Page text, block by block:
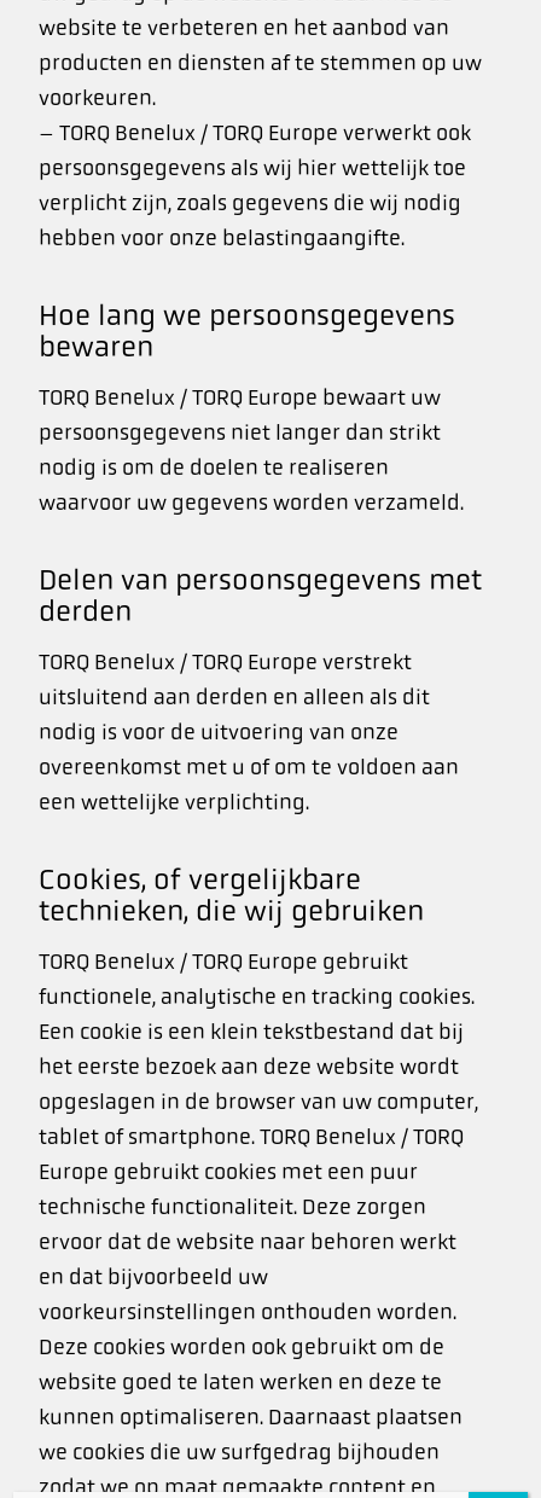
website te verbeteren en het aanbod van
producten en diensten af te stemmen op uw
voorkeuren.
– TORQ Benelux / TORQ Europe verwerkt ook
persoonsgegevens als wij hier wettelijk toe
verplicht zijn, zoals gegevens die wij nodig
hebben voor onze belastingaangifte.
Hoe lang we persoonsgegevens
bewaren
TORQ Benelux / TORQ Europe bewaart uw
persoonsgegevens niet langer dan strikt
nodig is om de doelen te realiseren
waarvoor uw gegevens worden verzameld.
Delen van persoonsgegevens met
derden
TORQ Benelux / TORQ Europe verstrekt
uitsluitend aan derden en alleen als dit
nodig is voor de uitvoering van onze
overeenkomst met u of om te voldoen aan
een wettelijke verplichting.
Cookies, of vergelijkbare
technieken, die wij gebruiken
TORQ Benelux / TORQ Europe gebruikt
functionele, analytische en tracking cookies.
Een cookie is een klein tekstbestand dat bij
het eerste bezoek aan deze website wordt
opgeslagen in de browser van uw computer,
tablet of smartphone. TORQ Benelux / TORQ
Europe gebruikt cookies met een puur
technische functionaliteit. Deze zorgen
ervoor dat de website naar behoren werkt
en dat bijvoorbeeld uw
voorkeursinstellingen onthouden worden.
Deze cookies worden ook gebruikt om de
website goed te laten werken en deze te
kunnen optimaliseren. Daarnaast plaatsen
we cookies die uw surfgedrag bijhouden
zodat we op maat gemaakte content en